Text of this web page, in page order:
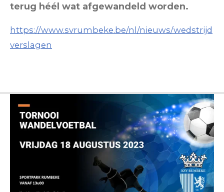
terug héél wat afgewandeld worden.
https://www.svrumbeke.be/nl/nieuws/wedstrijd
verslagen